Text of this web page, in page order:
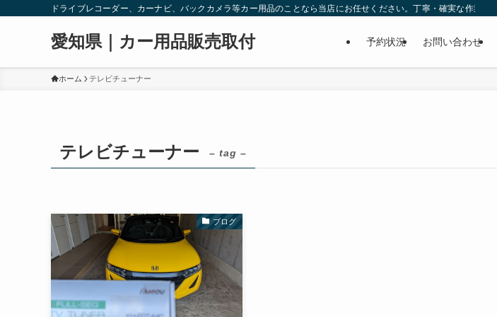
ドライブレコーダー、カーナビ、バックカメラ等カー用品のことなら当店にお任せください。丁寧・確実な作業
愛知県｜カー用品販売取付 予約状況 お問い合わせ
ホーム テレビチューナー
テレビチューナー – tag –
ブログ